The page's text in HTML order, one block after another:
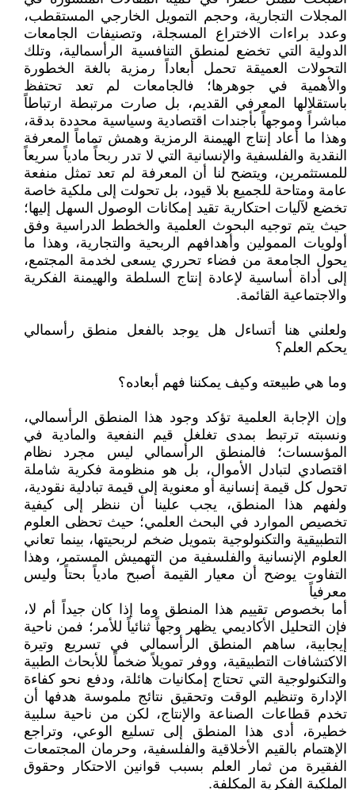
المجلات التجارية، وحجم التمويل الخارجي المستقطب،
وعدد براءات الاختراع المسجلة، وتصنيفات الجامعات
الدولية التي تخضع لمنطق التنافسية الرأسمالية، وتلك
التحولات العميقة تحمل أبعاداً رمزية بالغة الخطورة
والأهمية في جوهرها؛ فالجامعات لم تعد تحتفظ
باستقلالها المعرفي القديم، بل صارت مرتبطة ارتباطاً
مباشراً وموجهاً بأجندات اقتصادية وسياسية محددة بدقة،
وهذا ما أعاد إنتاج الهيمنة الرمزية وهمش تماماً المعرفة
النقدية والفلسفية والإنسانية التي لا تدر ربحاً مادياً سريعاً
للمستثمرين، ويتضح لنا أن المعرفة لم تعد تمثل منفعة
عامة ومتاحة للجميع بلا قيود، بل تحولت إلى ملكية خاصة
تخضع لآليات احتكارية تقيد إمكانات الوصول السهل إليها؛
حيث يتم توجيه البحوث العلمية والخطط الدراسية وفق
أولويات الممولين وأهدافهم الربحية والتجارية، وهذا ما
يحول الجامعة من فضاء تحرري يسعى لخدمة المجتمع،
إلى أداة أساسية لإعادة إنتاج السلطة والهيمنة الفكرية
والاجتماعية القائمة.
ولعلني هنا أتساءل هل يوجد بالفعل منطق رأسمالي
يحكم العلم؟
وما هي طبيعته وكيف يمكننا فهم أبعاده؟
وإن الإجابة العلمية تؤكد وجود هذا المنطق الرأسمالي،
ونسبته ترتبط بمدى تغلغل قيم النفعية والمادية في
المؤسسات؛ فالمنطق الرأسمالي ليس مجرد نظام
اقتصادي لتبادل الأموال، بل هو منظومة فكرية شاملة
تحول كل قيمة إنسانية أو معنوية إلى قيمة تبادلية نقودية،
ولفهم هذا المنطق، يجب علينا أن ننظر إلى كيفية
تخصيص الموارد في البحث العلمي؛ حيث تحظى العلوم
التطبيقية والتكنولوجية بتمويل ضخم لربحيتها، بينما تعاني
العلوم الإنسانية والفلسفية من التهميش المستمر، وهذا
التفاوت يوضح أن معيار القيمة أصبح مادياً بحتاً وليس
معرفياً
أما بخصوص تقييم هذا المنطق وما إذا كان جيداً أم لا،
فإن التحليل الأكاديمي يظهر وجهاً ثنائياً للأمر؛ فمن ناحية
إيجابية، ساهم المنطق الرأسمالي في تسريع وتيرة
الاكتشافات التطبيقية، ووفر تمويلاً ضخماً للأبحاث الطبية
والتكنولوجية التي تحتاج إمكانيات هائلة، ودفع نحو كفاءة
الإدارة وتنظيم الوقت وتحقيق نتائج ملموسة هدفها أن
تخدم قطاعات الصناعة والإنتاج، لكن من ناحية سلبية
خطيرة، أدى هذا المنطق إلى تسليع الوعي، وتراجع
الإهتمام بالقيم الأخلاقية والفلسفية، وحرمان المجتمعات
الفقيرة من ثمار العلم بسبب قوانين الاحتكار وحقوق
الملكية الفكرية المكلفة.